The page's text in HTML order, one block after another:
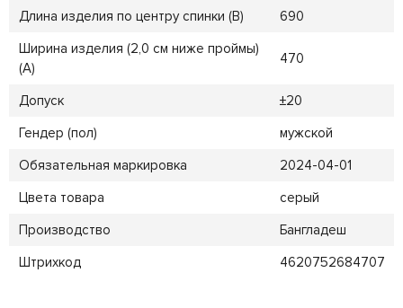
Длина изделия по центру спинки (B)
690
Ширина изделия (2,0 см ниже проймы)
(A)
470
Допуск
±20
Гендер (пол)
мужской
Обязательная маркировка
2024-04-01
Цвета товара
серый
Производство
Бангладеш
Штрихкод
4620752684707